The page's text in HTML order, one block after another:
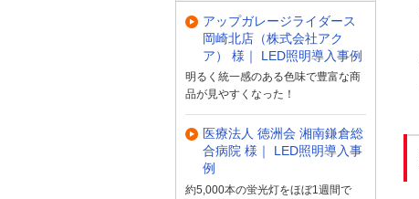
アップガレージライダース
岡崎北店（株式会社アク
ア） 様｜ LED照明導入事例
明るく統一感のある色味で豊富な商
品が見やすくなった！
医療法人 徳洲会 湘南鎌倉総
合病院 様｜ LED照明導入事
例
約5,000本の蛍光灯をほぼ1週間で